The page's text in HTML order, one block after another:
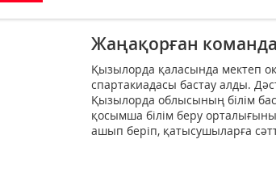
Жаңақорған
Қызылорда қаласында мектеп
спартакиадасы бастау алды.
Қызылорда облысының білім
қосымша білім беру
ашып беріп, қатысушыларға